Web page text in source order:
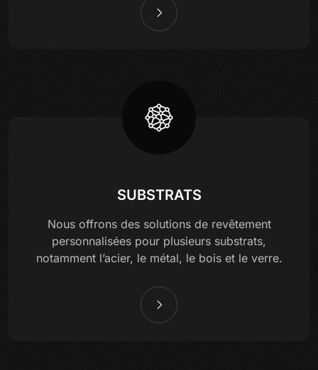
SUBSTRATS
Nous offrons des solutions de revêtement
personnalisées pour plusieurs substrats,
notamment l’acier, le métal, le bois et le verre.